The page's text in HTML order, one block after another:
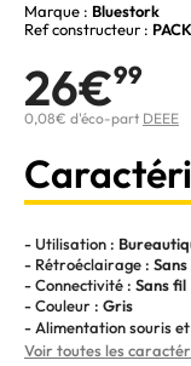
Marque : Bluestork
Ref constructeur :
26€99
0,08€ d'éco-part DEEE
- Utilisation :
- Rétroéclairage :
- Connectivité : Sans fil
- Couleur : Gris
- Alimentation souris
Voir toutes les